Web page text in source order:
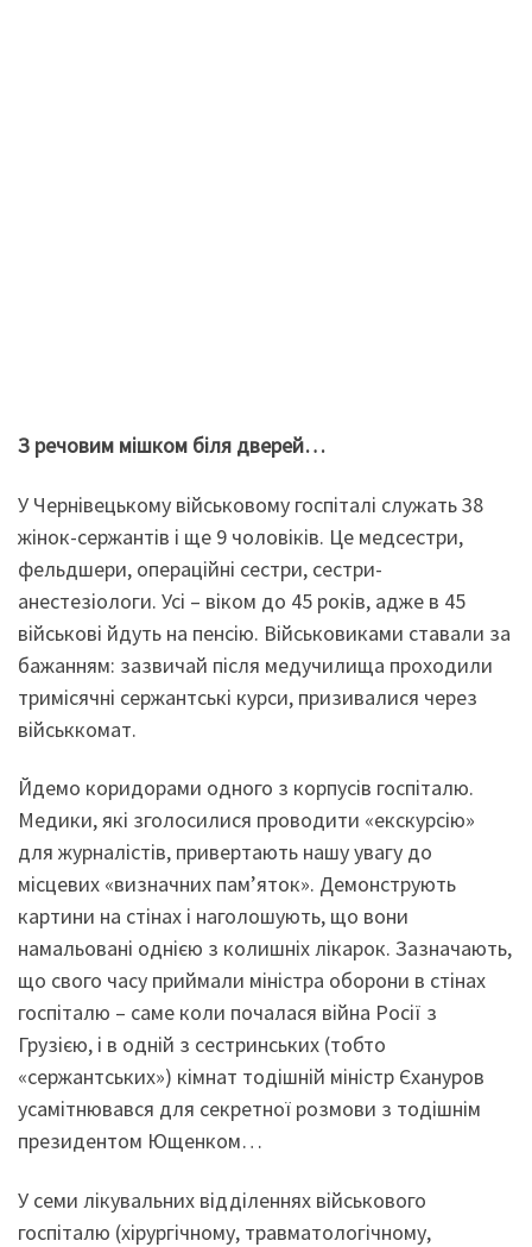
З речовим мішком біля дверей…
У Чернівецькому військовому госпіталі служать 38
жінок-сержантів і ще 9 чоловіків. Це медсестри,
фельдшери, операційні сестри, сестри-
анестезіологи. Усі – віком до 45 років, адже в 45
військові йдуть на пенсію. Військовиками ставали за
бажанням: зазвичай після медучилища проходили
тримісячні сержантські курси, призивалися через
військкомат.
Йдемо коридорами одного з корпусів госпіталю.
Медики, які зголосилися проводити «екскурсію»
для журналістів, привертають нашу увагу до
місцевих «визначних пам’яток». Демонструють
картини на стінах і наголошують, що вони
намальовані однією з колишніх лікарок. Зазначають,
що свого часу приймали міністра оборони в стінах
госпіталю – саме коли почалася війна Росії з
Грузією, і в одній з сестринських (тобто
«сержантських») кімнат тодішній міністр Єхануров
усамітнювався для секретної розмови з тодішнім
президентом Ющенком…
У семи лікувальних відділеннях військового
госпіталю (хірургічному, травматологічному,